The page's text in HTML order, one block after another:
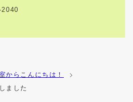
らこんにちは！
ました